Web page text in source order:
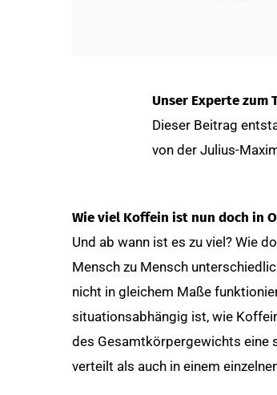
Unser Experte zum
Dieser Beitrag
von der Julius-
Wie viel Koffein ist nun doch in
Und ab wann ist es zu viel? Wie
Mensch zu Mensch
nicht in gleichem Maße
situationsabhängig ist, wie
des Gesamtkörpergewichts eine
verteilt als auch in einem